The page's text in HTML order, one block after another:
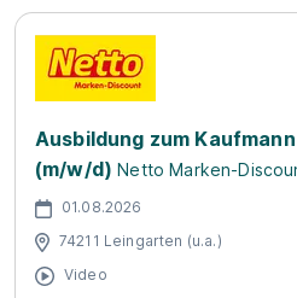
Ausbildung zum
(m/w/d) Netto Marken-
01.08.2026
74211 Leingarten (u.a.)
Video